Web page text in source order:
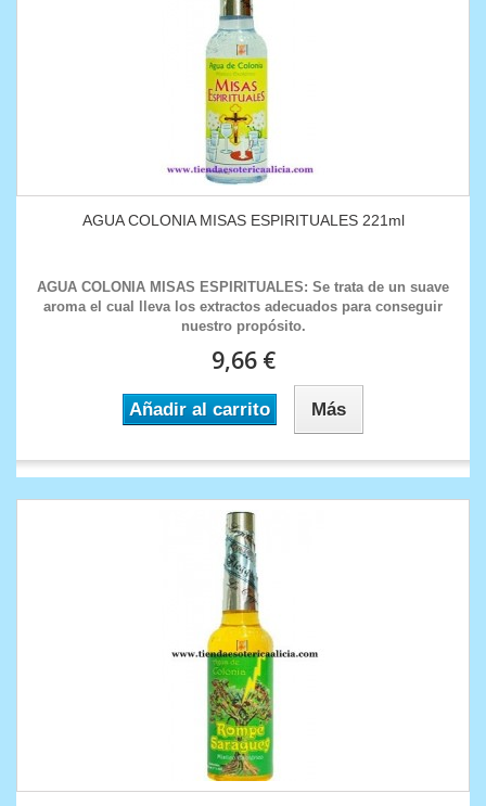
AGUA COLONIA MISAS ESPIRITUALES 221ml
AGUA COLONIA MISAS ESPIRITUALES: Se trata de un suave
aroma el cual lleva los extractos adecuados para conseguir
nuestro propósito.
9,66 €
Añadir al carrito Más